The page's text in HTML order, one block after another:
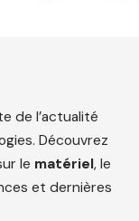
de l’actualité
Découvrez
le matériel, le
et dernières